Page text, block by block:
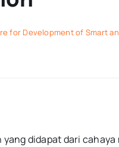
for Development of Smart
didapat dari